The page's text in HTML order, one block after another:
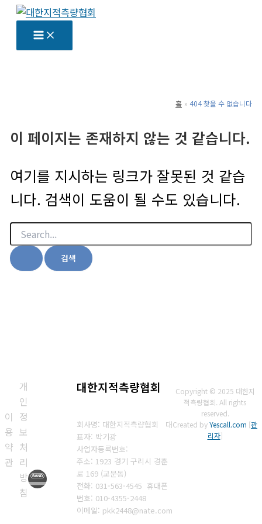
홈 404 찾을 수 없습니다
이 페이지는 존재하지 않는 것 같습니다.
여기를 지시하는 링크가 잘못된 것 같습
니다. 검색이 도움이 될 수도 있습니다.
검
대
상
이
용
약
관
개
인
정
보
처
리
방
침
대한지적측량협회
회사명: 대한지적측량협회 대
표자: 박기광
사업자등록번호:
주소: 1923 경기 구리시 경춘
로 169 (교문동)
전화: 031-563-4545 휴대폰
번호: 010-4355-2448
이메일: pkk2448@nate.com
Copyright © 2025 대한지
적측량협회. All rights
reserved.
Created byYescall.com [관
리자]